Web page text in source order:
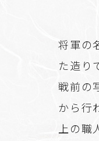
将軍の
た造り
戦前の
から行
上の